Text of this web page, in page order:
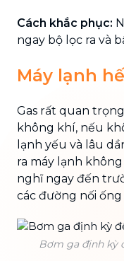
Cách khắc phục:
ngay bộ lọc ra và
Máy lạnh
Gas rất quan
không khí, nếu
lạnh yếu và lâu
ra máy lạnh
nghĩ ngay đến
các đường nối ống
Bơm ga định kỳ